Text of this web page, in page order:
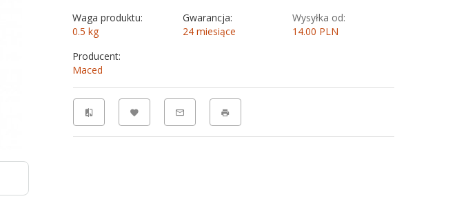
Waga produktu:
0.5 kg
Gwarancja:
24 miesiące
Wysyłka od:
14.00 PLN
Producent:
Maced